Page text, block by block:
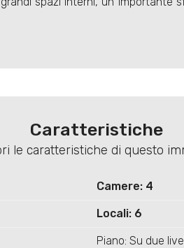
Caratteristiche
le caratteristiche di questo
Camere: 4
Locali: 6
Piano: Su due